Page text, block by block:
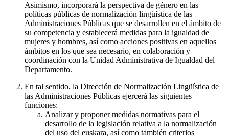
Asimismo, incorporará la perspectiva de género en las
políticas públicas de normalización lingüística de las
Administraciones Públicas que se desarrollen en el ámbito de
su competencia y establecerá medidas para la igualdad de
mujeres y hombres, así como acciones positivas en aquellos
ámbitos en los que sea necesario, en colaboración y
coordinación con la Unidad Administrativa de Igualdad del
Departamento.
En tal sentido, la Dirección de Normalización Lingüística de
las Administraciones Públicas ejercerá las siguientes
funciones:
Analizar y proponer medidas normativas para el
desarrollo de la legislación relativa a la normalización
del uso del euskara, así como también criterios